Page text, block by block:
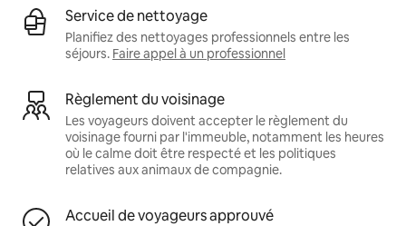
Service de nettoyage
Planifiez des nettoyages professionnels entre les
séjours. Faire appel à un professionnel
Règlement du voisinage
Les voyageurs doivent accepter le règlement du
voisinage fourni par l'immeuble, notamment les heures
où le calme doit être respecté et les politiques
relatives aux animaux de compagnie.
Accueil de voyageurs approuvé